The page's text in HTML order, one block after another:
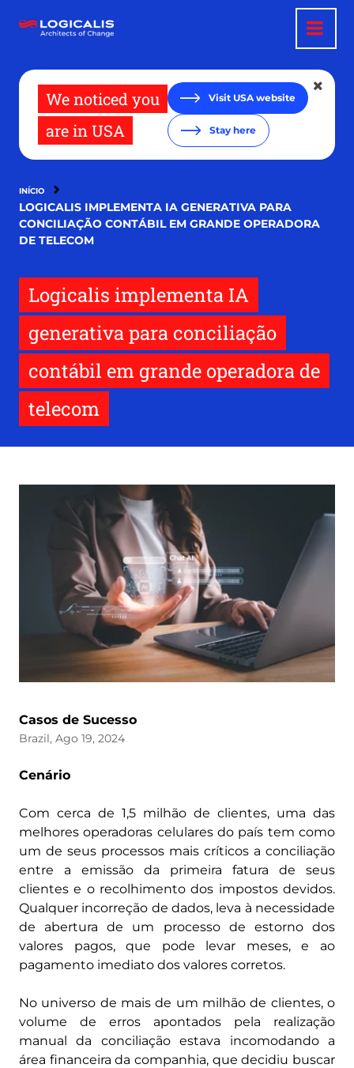
para
We noticed you
are in USA
Visit USA website
Stay here
INÍCIO
LOGICALIS IMPLEMENTA IA GENERATIVA PARA
CONCILIAÇÃO CONTÁBIL EM GRANDE OPERADORA
DE TELECOM
Logicalis implementa IA
generativa para conciliação
contábil em grande operadora de
telecom
Casos de Sucesso
Brazil, Ago 19, 2024
Cenário
Com cerca de 1,5 milhão de clientes, uma das
melhores operadoras celulares do país tem como
um de seus processos mais críticos a conciliação
entre a emissão da primeira fatura de seus
clientes e o recolhimento dos impostos devidos.
Qualquer incorreção de dados, leva à necessidade
de abertura de um processo de estorno dos
valores pagos, que pode levar meses, e ao
pagamento imediato dos valores corretos.
No universo de mais de um milhão de clientes, o
volume de erros apontados pela realização
manual da conciliação estava incomodando a
área financeira da companhia, que decidiu buscar